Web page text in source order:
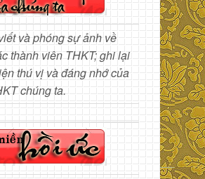
và phóng sự ảnh về
thành viên THKT; ghi lại
thú vị và đáng nhớ của
chúng ta.